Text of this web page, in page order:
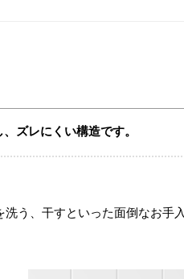
ズレにくい構造です。
う、干すといった面倒なお手